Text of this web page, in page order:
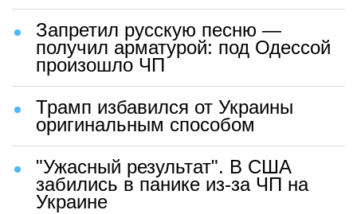
Запретил русскую песню —
получил арматурой: под Одессой
произошло ЧП
Трамп избавился от Украины
оригинальным способом
"Ужасный результат". В США
забились в панике из-за ЧП на
Украине